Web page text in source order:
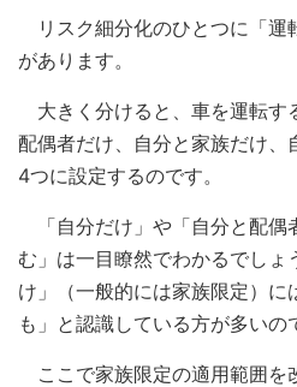
リスク細分化のひとつに「運
があります。
大きく分けると、車を運転す
配偶者だけ、自分と家族だけ、
4つに設定するのです。
「自分だけ」や「自分と配偶
む」は一目瞭然でわかるでし
け」（一般的には家族限定）
も」と認識している方が多いの
ここで家族限定の適用範囲を